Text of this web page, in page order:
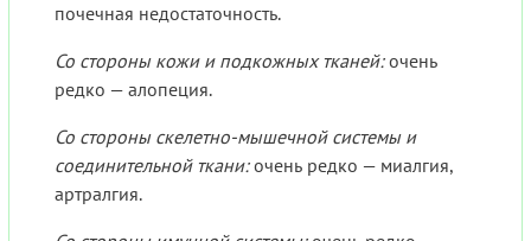
почечная недостаточность.
Со стороны кожи и подкожных тканей:очень
редко — алопеция.
Со стороны скелетно-мышечной системы и
соединительной ткани:очень редко — миалгия,
артралгия.